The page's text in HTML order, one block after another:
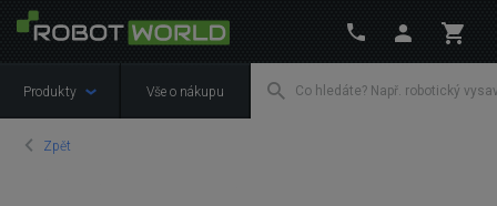
Produkty Vše o nákupu
Zpět